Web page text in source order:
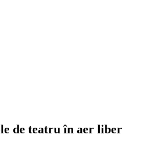
de teatru în aer liber